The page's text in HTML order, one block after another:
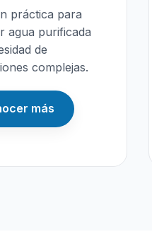
práctica para
agua purificada
de
complejas.
más